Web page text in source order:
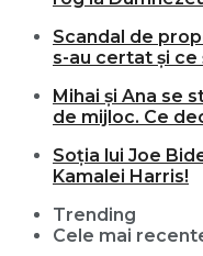
Scandal de
s-au certat și ce
Mihai și Ana se
de mijloc. Ce
Soția lui Joe
Kamalei Harris!
Trending
Cele mai